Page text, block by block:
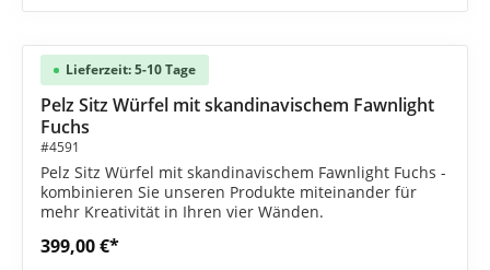
Lieferzeit: 5-10 Tage
Pelz Sitz Würfel mit skandinavischem Fawnlight
Fuchs
#4591
Pelz Sitz Würfel mit skandinavischem Fawnlight Fuchs -
kombinieren Sie unseren Produkte miteinander für
mehr Kreativität in Ihren vier Wänden.
399,00 €*